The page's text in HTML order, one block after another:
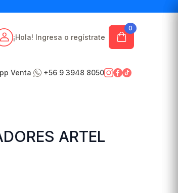
0
¡Hola! Ingresa o regístrate
Venta +56 9 3948 8050
ARTEL